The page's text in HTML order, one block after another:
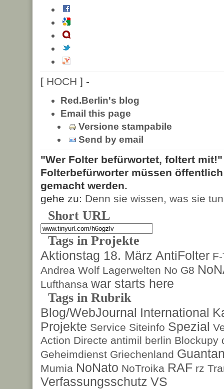
[ HOCH ] -
Red.Berlin's blog
Email this page
Versione stampabile
Send by email
"Wer Folter befürwortet, foltert
Folterbefürworter müssen
gemacht werden.
gehe zu: Denn sie wissen, was sie tun
Short URL
Tags in Projekte
Aktionstag 18. März AntiFolter
Andrea Wolf Lagerwelten No G8
Lufthansa war starts here
Tags in Rubrik
Blog/WebJournal International
Projekte Service Siteinfo Spezial
Action Directe antimil berlin Blockupy
Geheimdienst Griechenland
Mumia NoNato NoTroika RAF rz
Verfassungsschutz VS